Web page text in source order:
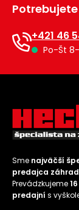
+421 46
Po-Št 8-
Sme najväčší
predajca
Prevádzkujeme
predajní s